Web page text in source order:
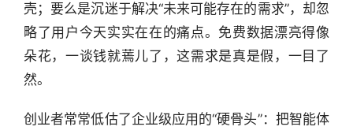
壳；要么是沉迷于解决“未来可能存在的需求”，却忽
略了用户今天实实在在的痛点。免费数据漂亮得像
朵花，一谈钱就蔫儿了，这需求是真是假，一目了
然。
创业者常常低估了企业级应用的“硬骨头”：把智能体